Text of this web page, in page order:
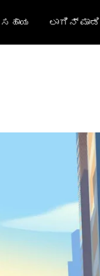
ಸಹಾಯ ಲಾಗಿನ್ ಮಾಡಿ